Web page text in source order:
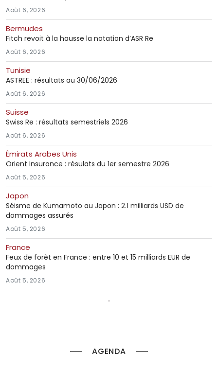
AGENDA
Août 6, 2026
Bermudes
Fitch revoit à la hausse la notation d’ASR Re
Août 6, 2026
Tunisie
ASTREE : résultats au 30/06/2026
Août 6, 2026
Suisse
Swiss Re : résultats semestriels 2026
Août 6, 2026
Émirats Arabes Unis
Orient Insurance : résulats du 1er semestre 2026
Août 5, 2026
Japon
Séisme de Kumamoto au Japon : 2.1 milliards USD de
dommages assurés
Août 5, 2026
France
Feux de forêt en France : entre 10 et 15 milliards EUR de
dommages
Août 5, 2026